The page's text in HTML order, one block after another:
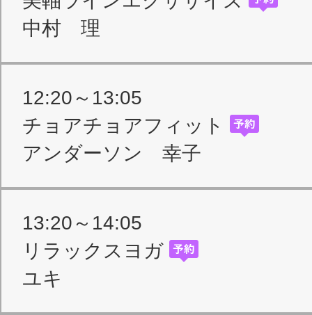
中村 理
12:20～13:05
チョアチョアフィット
アンダーソン 幸子
13:20～14:05
リラックスヨガ
ユキ